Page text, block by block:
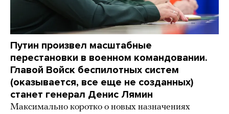
Путин произвел масштабные
перестановки в военном командовании.
Главой Войск беспилотных систем
(оказывается, все еще не созданных)
станет генерал Денис Лямин
Максимально коротко о новых назначениях